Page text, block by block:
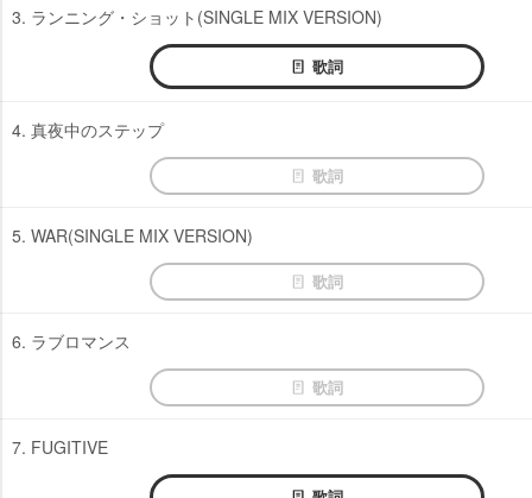
3. ランニング・ショット(SINGLE MIX VERSION)
歌詞
4. 真夜中のステップ
歌詞
5. WAR(SINGLE MIX VERSION)
歌詞
6. ラブロマンス
歌詞
7. FUGITIVE